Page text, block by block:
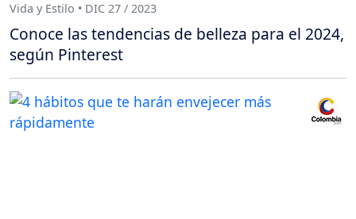
Vida y Estilo • DIC 27 / 2023
Conoce las tendencias de belleza para el 2024,
según Pinterest